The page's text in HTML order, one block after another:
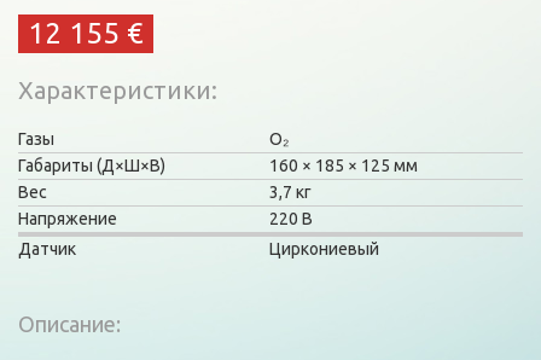
12 155 €
Характеристики
Газы
O₂
Габариты (Д×Ш×В)
160 185
125 мм
Вес
3,7 кг
Напряжение
220 В
Датчик
Циркониевый
Описание: